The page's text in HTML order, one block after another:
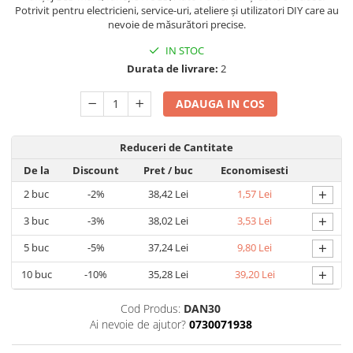
Aparataj şi accesorii
Alimentatoare/Drivere
Bară alimentare nul
Cap prelungitor
Conectoare
electrice/Morsete/reglete
Copex
Cuple
Doze
Dulii/Dulie adaptor
Electrocasnice de mici dimensiuni
Potrivit pentru electricieni, service-uri, ateliere și utilizatori DIY care au
nevoie de măsurători precise.
IN STOC
Durata de livrare: 2
ADAUGA IN COS
Reduceri de Cantitate
De la
Discount Pret/ buc
Economisesti
2 buc -2% 38,42 Lei 1,57 Lei +
3 buc -3% 38,02 Lei 3,53 Lei +
5 buc -5% 37,24 Lei 9,80 Lei +
10buc -10% 35,28 Lei 39,20 Lei +
Cod Produs: DAN30
Ai nevoie de ajutor? 0730071938